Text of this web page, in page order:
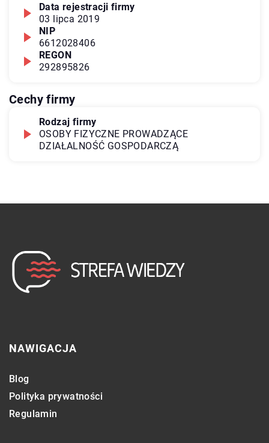
Data rejestracji firmy
03 lipca 2019
NIP
6612028406
REGON
292895826
Cechy firmy
Rodzaj firmy
OSOBY FIZYCZNE PROWADZĄCE
DZIAŁALNOŚĆ GOSPODARCZĄ
NAWIGACJA
Blog
Polityka prywatności
Regulamin